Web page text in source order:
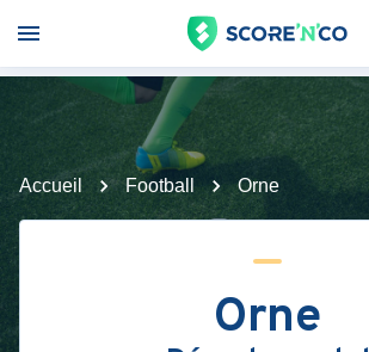
Accueil Football Orne
Orne